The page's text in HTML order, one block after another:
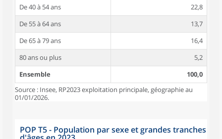
De 40 à 54 ans
22,8
De 55 à 64 ans
13,7
De 65 à 79 ans
16,4
80 ans ou plus
5,2
Ensemble
100,0
Source : Insee, RP2023 exploitation principale, géographie au
01/01/2026.
POP T5 - Population par sexe et grandes tranches